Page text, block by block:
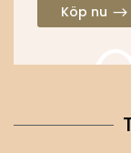
Köp nu